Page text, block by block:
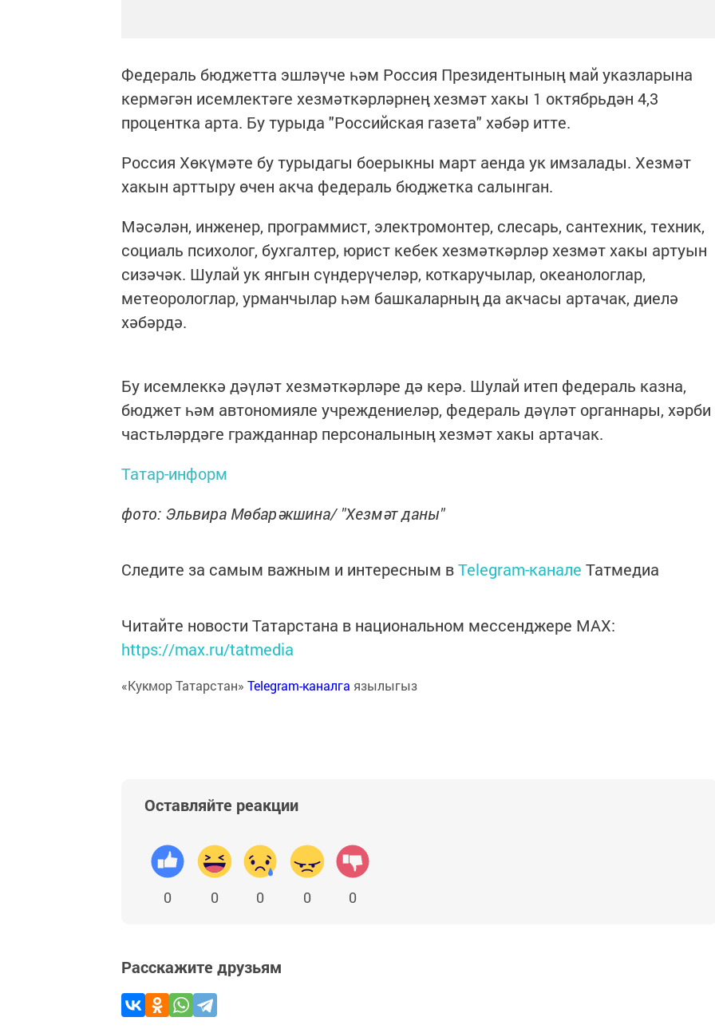
Федераль бюджетта эшләүче һәм Россия Президентының май указларына
кермәгән исемлектәге хезмәткәрләрнең хезмәт хакы 1 октябрьдән 4,3
процентка арта. Бу турыда "Российская газета" хәбәр итте.
Россия Хөкүмәте бу турыдагы боерыкны март аенда ук имзалады. Хезмәт
хакын арттыру өчен акча федераль бюджетка салынган.
Мәсәлән, инженер, программист, электромонтер, слесарь, сантехник, техник,
социаль психолог, бухгалтер, юрист кебек хезмәткәрләр хезмәт хакы артуын
сизәчәк. Шулай ук янгын сүндерүчеләр, коткаручылар, океанологлар,
метеорологлар, урманчылар һәм башкаларның да акчасы артачак, диелә
хәбәрдә.
Бу исемлеккә дәүләт хезмәткәрләре дә керә. Шулай итеп федераль казна,
бюджет һәм автономияле учреждениеләр, федераль дәүләт органнары, хәрби
частьләрдәге гражданнар персоналының хезмәт хакы артачак.
Татар-информ
фото: Эльвира Мөбарәкшина/ "Хезмәт даны"
Следите за самым важным и интересным вTelegram-канале Татмедиа
Читайте новости Татарстана в национальном мессенджере MАХ:
https://max.ru/tatmedia
«Кукмор Татарстан» Telegram-каналга язылыгыз
Оставляйте реакции
0 0 0 0 0
Расскажите друзьям